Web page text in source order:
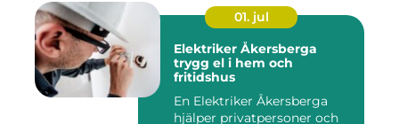
01. jul
Elektriker Åkersberga
trygg el i hem och
fritidshus
En Elektriker Åkersberga
hjälper privatpersoner och